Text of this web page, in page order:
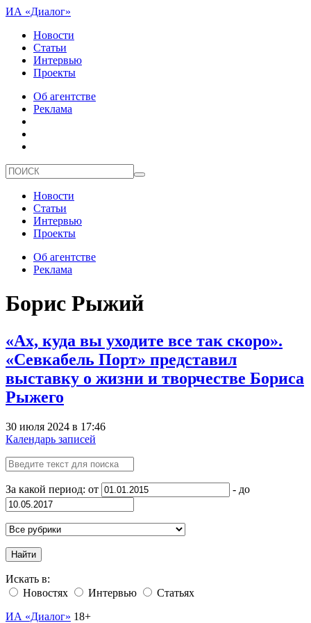
ИА «Диалог»
Новости
Статьи
Интервью
Проекты
Об агентстве
Реклама
Новости
Статьи
Интервью
Проекты
Об агентстве
Реклама
Борис Рыжий
«Ах, куда вы уходите все так скоро».
«Севкабель Порт» представил
выставку о жизни и творчестве Бориса
Рыжего
30 июля 2024 в 17:46
Календарь записей
За какой период: от - до
Найти
Искать в:
Новостях
Интервью
Статьях
ИА «Диалог» 18+